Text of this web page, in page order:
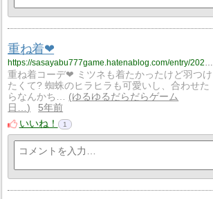
重ね着❤
https://sasayabu777game.hatenablog.com/entry/2021/05/28/002439
重ね着コーデ❤ ミツネも着たかったけど羽つけ
たくて? 蜘蛛のヒラヒラも可愛いし、合わせた
らなんかち…
ゆるゆるだらだらゲーム
日…
5年前
いいね！
1